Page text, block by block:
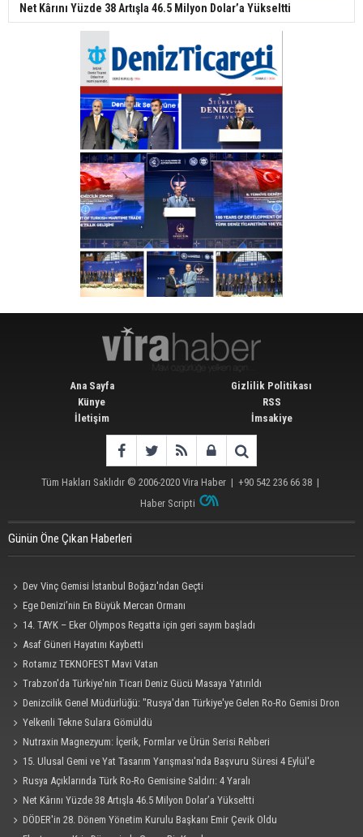
Net Kârını Yüzde 38 Artışla 46.5 Milyon Dolar’a Yükseltti
Ana Sayfa
Künye
İletişim
Gizlilik Politikası
RSS
İmsakiye
Tüm Hakları Saklıdır © 2006-2020 Vira Haber | +90 542 236 66 38 |
Haber Scripti
Günün Öne Çıkan Haberleri
Dev Vinç Gemisi İstanbul Boğazı'ndan Geçti
Ege Denizi’nin En Büyük Mercan Ormanı
14. TAYK – Eker Olympos Regatta için geri sayım başladı
Asaf Güneri Hayatını Kaybetti
Rotamız TEKNOFEST Mavi Vatan
Trabzon'da Türkiye'nin Ticari Deniz Gücü Masaya Yatırıldı
Denizcilik Genel Müdürlüğü: "Rusya'dan Türkiye'ye Gelen Ro-Ro Gemisi Dron
Saldırısına Uğradı"
Yelkenli Tekne Sulara Gömüldü
Nutraxin Magnezyum: İçerik, Formlar ve Ürün Serisi Rehberi
15. Ulusal Gemi ve Yat Tasarım Yarışması'nda Başvuru Süresi 4 Eylül'e
Uzatıldı
Rusya Açıklarında Türk Ro-Ro Gemisine Saldırı: 4 Yaralı
Net Kârını Yüzde 38 Artışla 46.5 Milyon Dolar’a Yükseltti
DÖDER'in 28. Dönem Yönetim Kurulu Başkanı Emir Çevik Oldu